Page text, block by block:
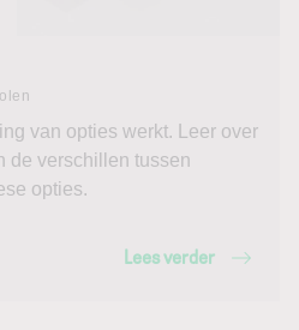
van opties werkt. Leer over
de verschillen tussen
opties.
Lees verder